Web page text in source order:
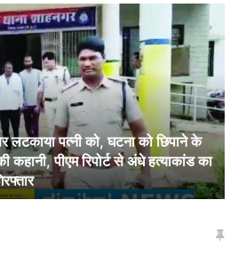
लटकाया पत्नी को, घटना को छिपाने के
कहानी, पीएम रिपोर्ट से अंधे हत्याकांड का